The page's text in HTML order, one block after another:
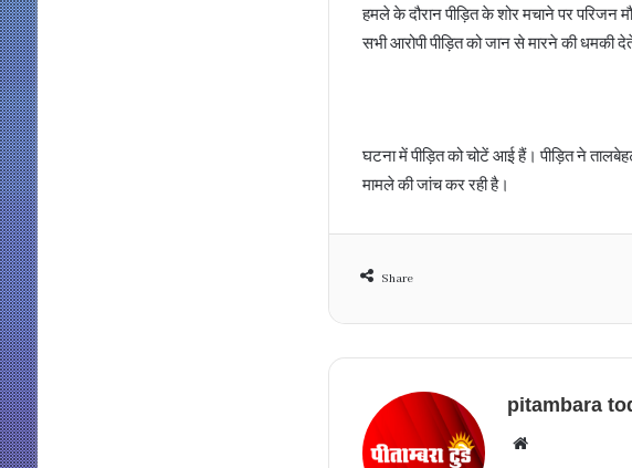
हमले के दौरान पीड़ित के शोर मचाने पर
सभी आरोपी पीड़ित को जान से मारने की धमकी
घटना में पीड़ित को चोटें आई हैं। पीड़ित ने
मामले की जांच कर रही है।
Share
pitambara
Website